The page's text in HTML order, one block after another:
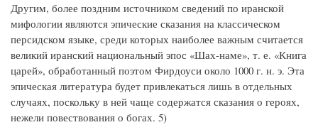
Другим, более поздним источником сведений по иранской
мифологии являются эпические сказания на классическом
персидском языке, среди которых наиболее важным считается
великий иранский национальный эпос «Шах-наме», т. е. «Книга
царей», обработанный поэтом Фирдоуси около 1000 г. н. э. Эта
эпическая литература будет привлекаться лишь в отдельных
случаях, поскольку в ней чаще содержатся сказания о героях,
нежели повествования о богах. 5)